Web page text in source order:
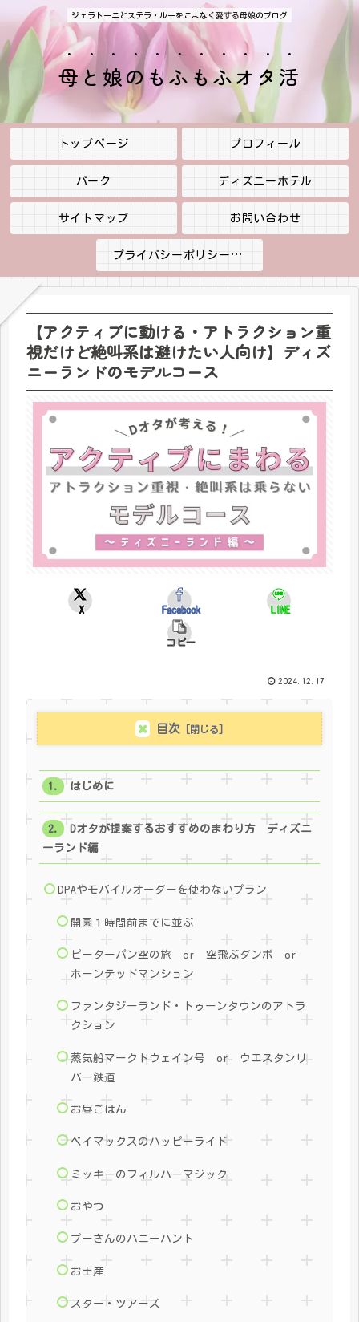
ジェラトーニとステラ・ルーをこよなく愛する母娘のブログ
母と娘のもふもふオタ活
トップページ プロフィール
パーク ディズニーホテル
サイトマップ お問い合わせ
プライバシーポリシー・免責事項
【アクティブに動ける・アトラクション重
視だけど絶叫系は避けたい人向け】ディズ
ニーランドのモデルコース
X Facebook LINE
コピー
2024.12.17
目次
はじめに
Dオタが提案するおすすめのまわり方 ディズニ
ーランド編
DPAやモバイルオーダーを使わないプラン
開園１時間前までに並ぶ
ピーターパン空の旅 or 空飛ぶダンボ or
ホーンテッドマンション
ファンタジーランド・トゥーンタウンのアトラ
クション
蒸気船マークトウェイン号 or ウエスタンリ
バー鉄道
お昼ごはん
ベイマックスのハッピーライド
ミッキーのフィルハーマジック
おやつ
プーさんのハニーハント
お土産
スター・ツアーズ